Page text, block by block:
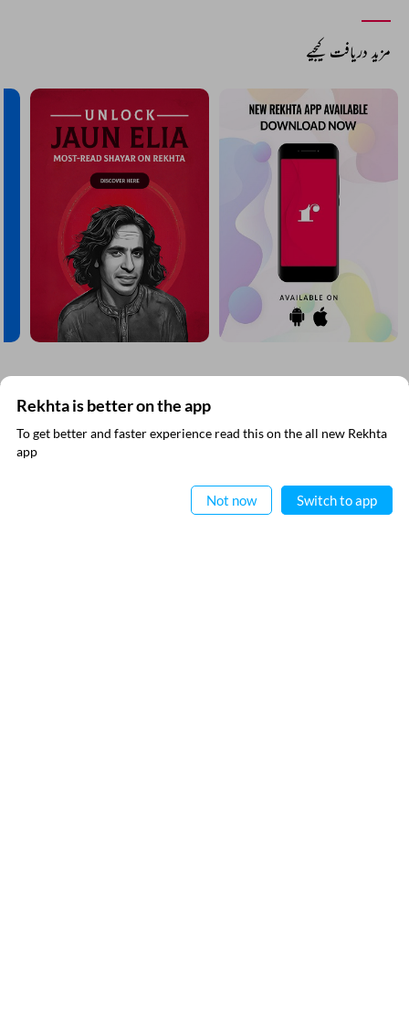
Comment
Rekhta is better on the app
To get better and faster experience read this on the all new Rekhta
app
Not now Switch to app